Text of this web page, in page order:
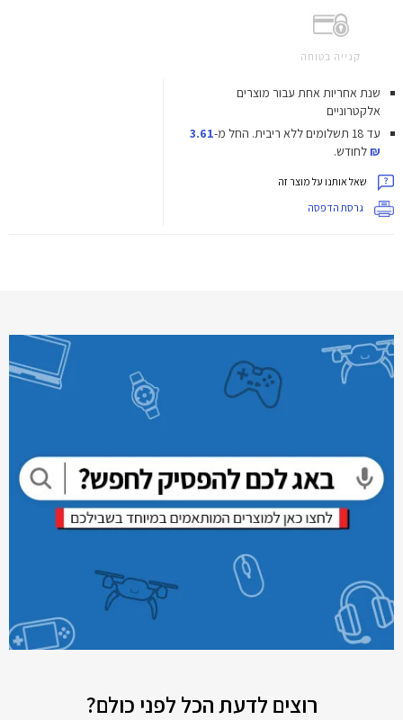
קנייה בטוחה
שנת אחריות אחת עבור מוצרים
אלקטרוניים
עד 18 תשלומים ללא ריבית.
החל מ-3.61
₪לחודש.
שאל אותנו על מוצר זה
גרסת הדפסה
רוצים לדעת הכל לפני כולם?